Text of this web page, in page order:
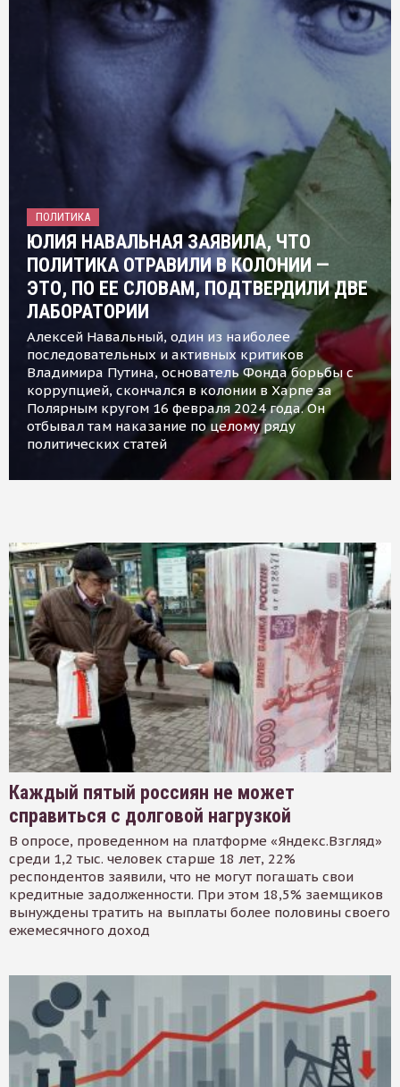
ПОЛИТИКА
ЮЛИЯ НАВАЛЬНАЯ ЗАЯВИЛА, ЧТО
ПОЛИТИКА ОТРАВИЛИ В КОЛОНИИ —
ЭТО, ПО ЕЕ СЛОВАМ, ПОДТВЕРДИЛИ ДВЕ
ЛАБОРАТОРИИ
Алексей Навальный, один из наиболее
последовательных и активных критиков
Владимира Путина, основатель Фонда борьбы с
коррупцией, скончался в колонии в Харпе за
Полярным кругом 16 февраля 2024 года. Он
отбывал там наказание по целому ряду
политических статей
Каждый пятый россиян не может
справиться с долговой нагрузкой
В опросе, проведенном на платформе «Яндекс.Взгляд»
среди 1,2 тыс. человек старше 18 лет, 22%
респондентов заявили, что не могут погашать свои
кредитные задолженности. При этом 18,5% заемщиков
вынуждены тратить на выплаты более половины своего
ежемесячного доход